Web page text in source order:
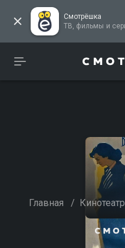
Смотрёшка
ТВ,
Главная / Кинотеатр